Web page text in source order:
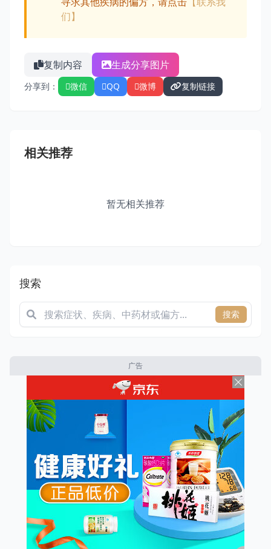
们】
复制内容 生成分享图片
分享到： 微信 QQ 微博 复制链接
相关推荐
暂无相关推荐
搜索
搜索
广告